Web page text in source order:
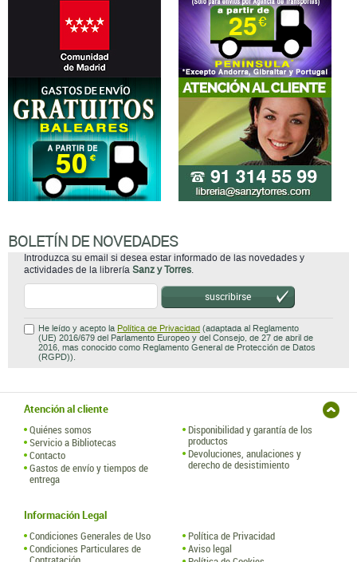
BOLETÍN DE NOVEDADES
Introduzca su email si desea estar informado de las novedades y
actividades de la librería Sanz y Torres.
suscribirse
He leído y acepto la Política de Privacidad (adaptada al Reglamento
(UE) 2016/679 del Parlamento Europeo y del Consejo, de 27 de abril de
2016, mas conocido como Reglamento General de Protección de Datos
(RGPD)).
Atención al cliente
Quiénes somos
Servicio a Bibliotecas
Contacto
Gastos de envío y tiempos de
entrega
Disponibilidad y garantía de los
productos
Devoluciones, anulaciones y
derecho de desistimiento
Información Legal
Condiciones Generales de Uso
Condiciones Particulares de
Política de Privacidad
Aviso legal